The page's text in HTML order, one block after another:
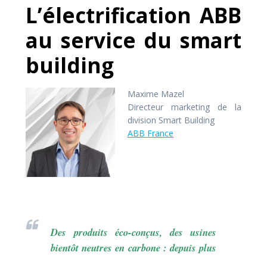
L’électrification ABB
au service du smart
building
Maxime Mazel
Directeur marketing de la
division Smart Building
ABB France
Des produits éco-conçus, des usines
bientôt neutres en carbone : depuis plus